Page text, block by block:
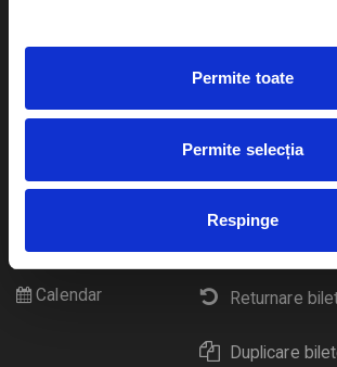
Permite toate
Permite selecția
Respinge
Cum comand
eBilet printat
Returnare
Duplicare
Pentru copii
Diverse
Calendar